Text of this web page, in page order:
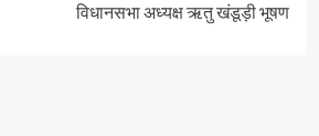
विधानसभा अध्यक्ष ऋतु खंडूड़ी भूषण